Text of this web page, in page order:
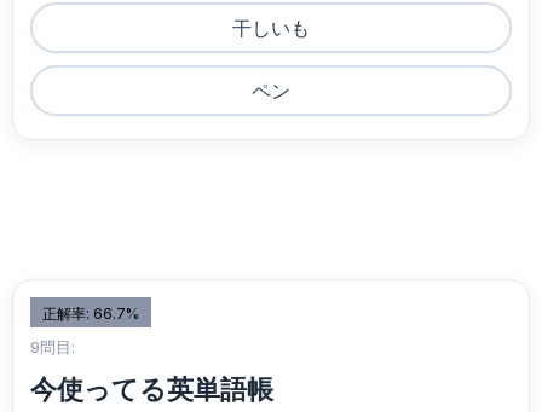
干しいも
ペン
正解率: 66.7%
9問目:
今使ってる英単語帳